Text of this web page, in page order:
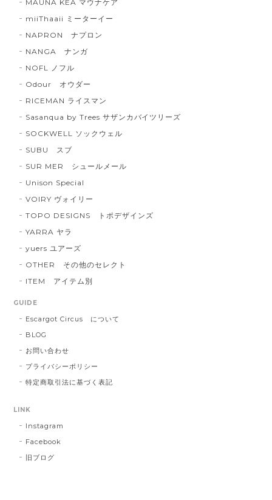
MAUNA KEA マウナケア
miiThaaii ミーターイー
NAPRON ナプロン
NANGA ナンガ
NOFL ノフル
Odour オウダー
RICEMAN ライスマン
Sasanqua by Trees サザンカバイツリーズ
SOCKWELL ソックウェル
SUBU スブ
SUR MER シュールメール
Unison Special
VOIRY ヴォイリー
TOPO DESIGNS トポデザインズ
YARRA ヤラ
yuers ユアーズ
OTHER その他のセレクト
ITEM アイテム別
GUIDE
Escargot Circus について
BLOG
お問い合わせ
プライバシーポリシー
特定商取引法に基づく表記
LINK
Instagram
Facebook
旧ブログ